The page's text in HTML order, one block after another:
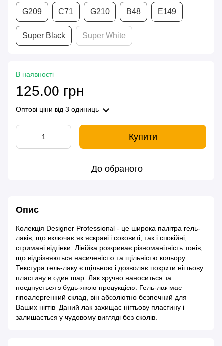
G209 С71 G210 В48 Е149
Super Black Super White
В наявності
125.00 грн
Оптові ціни від 3 одиниць
Купити
До обраного
Опис
Колекція Designer Professional - це широка палітра гель-
лаків, що включає як яскраві і соковиті, так і спокійні,
стримані відтінки. Лінійка розкриває різноманітність тонів,
що відрізняються насиченістю та щільністю кольору.
Текстура гель-лаку є щільною і дозволяє покрити нігтьову
пластину в один шар. Лак зручно наноситься та
поєднується з будь-якою продукцією. Гель-лак має
гіпоалергенний склад, він абсолютно безпечний для
Ваших нігтів. Даний лак захищає нігтьову пластину і
залишається у чудовому вигляді без сколів.